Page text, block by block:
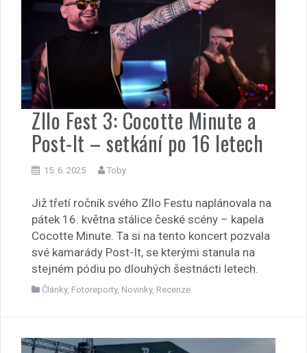
Zllo Fest 3: Cocotte Minute a
Post-It – setkání po 16 letech
15. 6. 2025 Toby
Již třetí ročník svého Zllo Festu naplánovala na
pátek 16. května stálice české scény – kapela
Cocotte Minute. Ta si na tento koncert pozvala
své kamarády Post-It, se kterými stanula na
stejném pódiu po dlouhých šestnácti letech.
Články, Fotoreporty, Novinky, Recenze